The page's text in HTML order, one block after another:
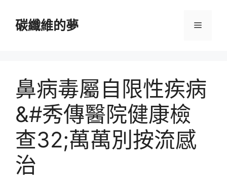
碳纖維的夢 選
鼻病毒屬自限性疾病
&#秀傳醫院健康檢
查32;萬萬別按流感
治